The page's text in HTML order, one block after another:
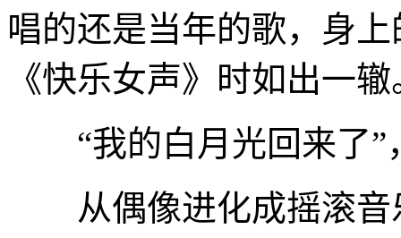
唱的还是当年的歌，身
《快乐女声》时如出一辙
“我的白月光回来了”
从偶像进化成摇滚音